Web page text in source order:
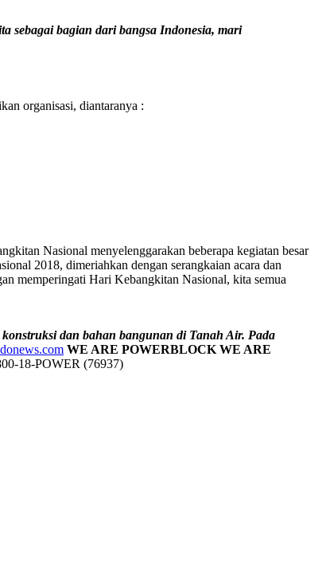
sebagai bagian dari bangsa Indonesia, mari
organisasi, diantaranya :
Nasional menyelenggarakan beberapa kegiatan besar
2018, dimeriahkan dengan serangkaian acara dan
memperingati Hari Kebangkitan Nasional, kita semua
dan bahan bangunan di Tanah Air. Pada
WE ARE POWERBLOCK WE ARE
18-POWER (76937)